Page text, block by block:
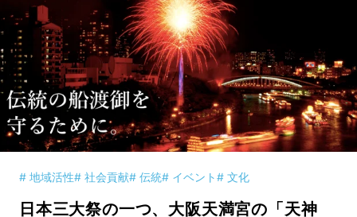
# 地域活性# 社会貢献# 伝統# イベント# 文化
日本三大祭の一つ、大阪天満宮の「天神